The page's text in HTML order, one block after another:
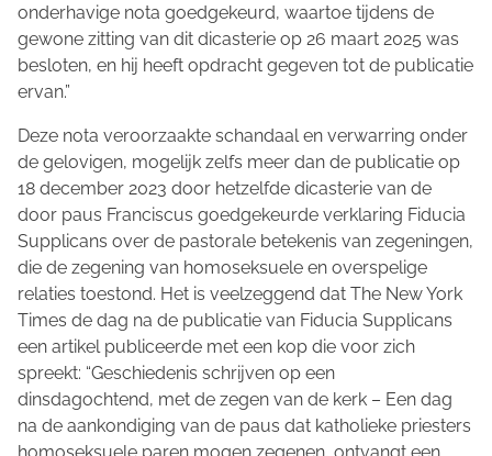
onderhavige nota goedgekeurd, waartoe tijdens de
gewone zitting van dit dicasterie op 26 maart 2025 was
besloten, en hij heeft opdracht gegeven tot de publicatie
ervan.”
Deze nota veroorzaakte schandaal en verwarring onder
de gelovigen, mogelijk zelfs meer dan de publicatie op
18 december 2023 door hetzelfde dicasterie van de
door paus Franciscus goedgekeurde verklaring Fiducia
Supplicans over de pastorale betekenis van zegeningen,
die de zegening van homoseksuele en overspelige
relaties toestond. Het is veelzeggend dat The New York
Times de dag na de publicatie van Fiducia Supplicans
een artikel publiceerde met een kop die voor zich
spreekt: “Geschiedenis schrijven op een
dinsdagochtend, met de zegen van de kerk – Een dag
na de aankondiging van de paus dat katholieke priesters